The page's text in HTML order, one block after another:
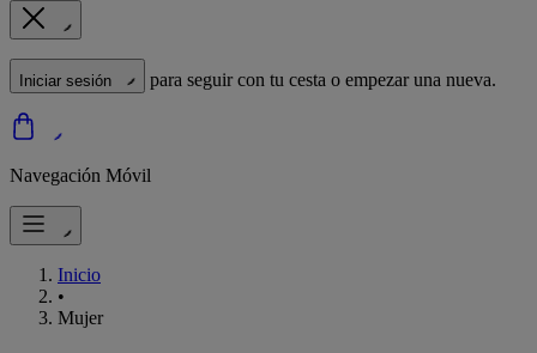
Iniciar sesión para seguir con tu cesta o empezar una nueva.
Navegación Móvil
Inicio
•
Mujer